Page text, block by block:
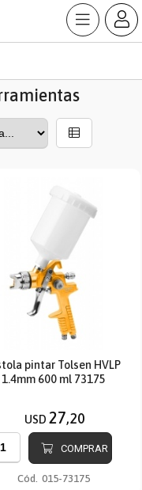
pintar Tolsen HVLP
1.4mm 600 ml 73175
USD 27,20
COMPRAR
Cód. 015-73175